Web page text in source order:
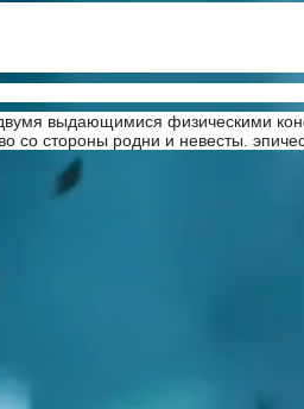
выдающимися физическими
со стороны родни и невесты.